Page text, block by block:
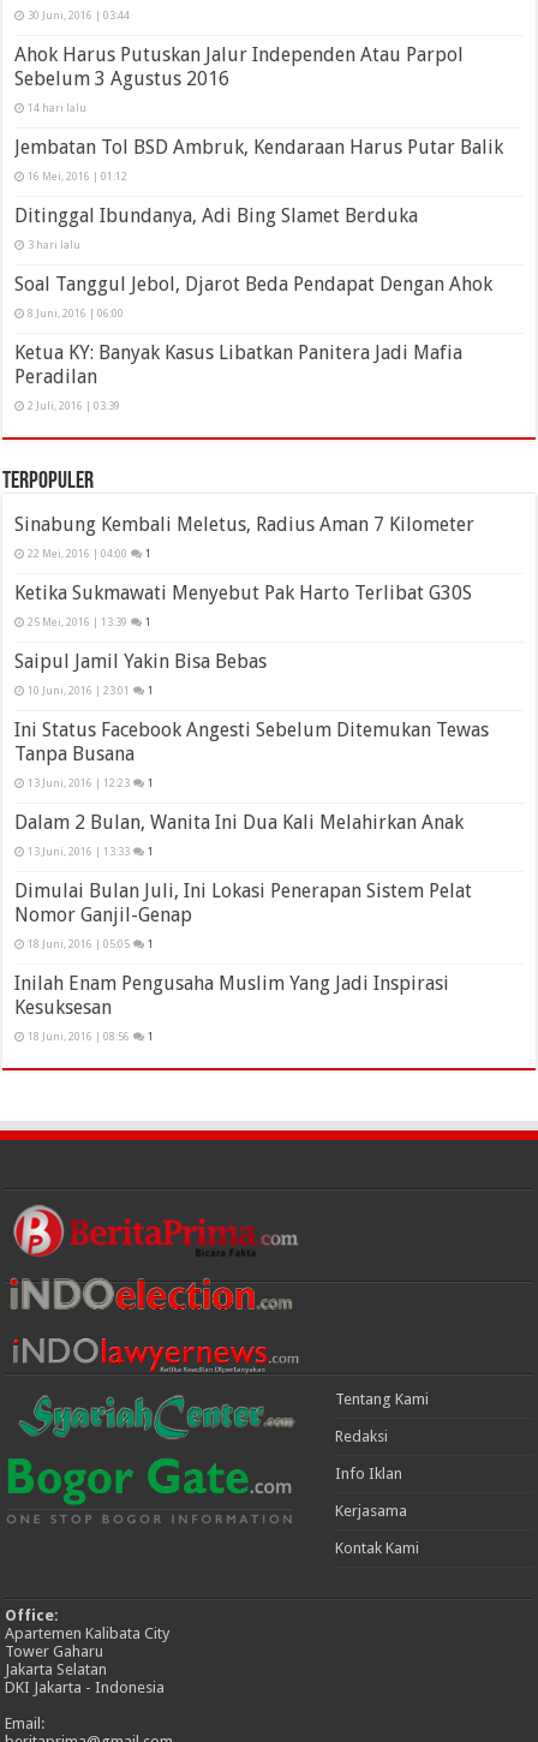
30 Juni, 2016 | 03:44
Ahok Harus Putuskan Jalur Independen Atau Parpol
Sebelum 3 Agustus 2016
14 hari lalu
Jembatan Tol BSD Ambruk, Kendaraan Harus Putar Balik
16 Mei, 2016 | 01:12
Ditinggal Ibundanya, Adi Bing Slamet Berduka
3 hari lalu
Soal Tanggul Jebol, Djarot Beda Pendapat Dengan Ahok
8 Juni, 2016 | 06:00
Ketua KY: Banyak Kasus Libatkan Panitera Jadi Mafia
Peradilan
2 Juli, 2016 | 03:39
Terpopuler
Sinabung Kembali Meletus, Radius Aman 7 Kilometer
22 Mei, 2016 | 04:00 1
Ketika Sukmawati Menyebut Pak Harto Terlibat G30S
25 Mei, 2016 | 13:39 1
Saipul Jamil Yakin Bisa Bebas
10 Juni, 2016 | 23:01 1
Ini Status Facebook Angesti Sebelum Ditemukan Tewas
Tanpa Busana
13 Juni, 2016 | 12:23 1
Dalam 2 Bulan, Wanita Ini Dua Kali Melahirkan Anak
13 Juni, 2016 | 13:33 1
Dimulai Bulan Juli, Ini Lokasi Penerapan Sistem Pelat
Nomor Ganjil-Genap
18 Juni, 2016 | 05:05 1
Inilah Enam Pengusaha Muslim Yang Jadi Inspirasi
Kesuksesan
18 Juni, 2016 | 08:56 1
Tentang Kami
Redaksi
Info Iklan
Kerjasama
Kontak Kami
Office:
Apartemen Kalibata City
Tower Gaharu
Jakarta Selatan
DKI Jakarta - Indonesia
Email: